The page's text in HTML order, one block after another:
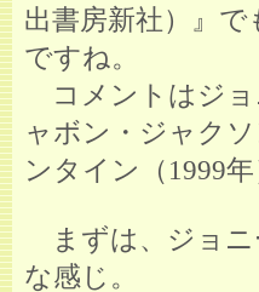
出書房新社）』
ですね。
コメントはジョ
ャボン・ジャク
ンタイン（1999年
まずは、ジョニ
な感じ。